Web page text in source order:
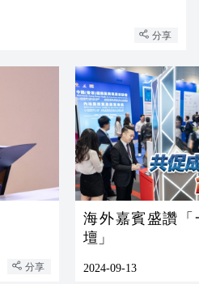
分享
分享
海外嘉賓盛讚「
壇」
2024-09-13